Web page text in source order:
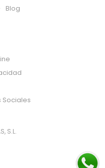
Blog
Sociales
S.L.